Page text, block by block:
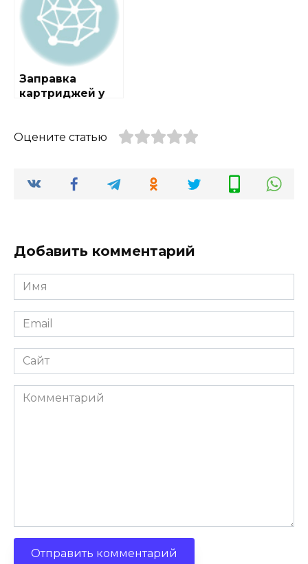
Заправка
картриджей у
Оцените статью
Добавить комментарий
Имя
Email
Сайт
Комментарий